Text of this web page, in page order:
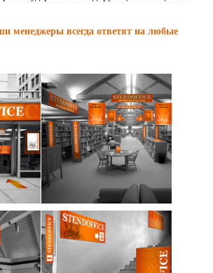
менеджеры всегда ответят на любые